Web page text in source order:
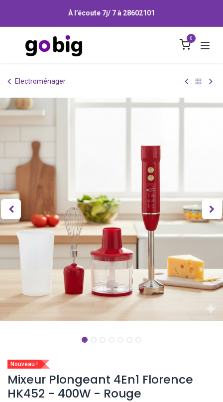
À l’écoute 7j/ 7 à 28602101
0
Electroménager
Nouveau !
Mixeur Plongeant 4En1 Florence
HK452 - 400W - Rouge